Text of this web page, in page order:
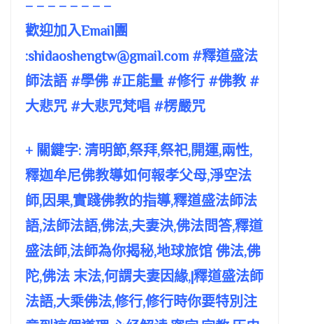
– – – – – – – –
歡迎加入Email團
:shidaoshengtw@gmail.com #釋道盛法
師法語 #學佛 #正能量 #修行 #佛教 #
大悲咒 #大悲咒梵唱 #楞嚴咒
+ 關鍵字: 清明節,祭拜,祭祀,開運,兩性,
釋迦牟尼佛教導如何報孝父母,淨空法
師,因果,實踐佛教的指導,釋道盛法師法
語,法師法語,佛法,夫妻決,佛法問答,釋道
盛法師,法師為你揭秘,地球旅馆 佛法,佛
陀,佛法 末法,何謂夫妻因緣,|釋道盛法師
法語,大乘佛法,修行,修行時你要特別注